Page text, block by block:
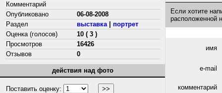
Комментарий
Опубликовано
06-08-2008
Раздел
выставка| портрет
Оценка (голосов)
10 ( 3 )
Просмотров
16426
Отзывов
0
действия над фото
Поставить оценку:
Если хотите
расположенной
имя
e-mail
комментарий